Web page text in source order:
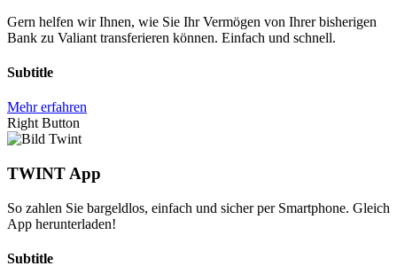
Gern helfen wir Ihnen, wie Sie Ihr Vermögen von Ihrer bisherigen
Bank zu Valiant transferieren können. Einfach und schnell.
Subtitle
Mehr erfahren
Right Button
TWINT App
So zahlen Sie bargeldlos, einfach und sicher per Smartphone. Gleich
App herunterladen!
Subtitle